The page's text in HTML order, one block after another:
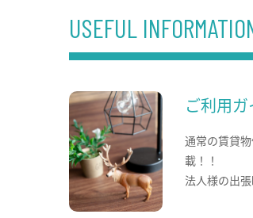
USEFUL
ご利用ガ
通常の賃貸
載！！
法人様の出